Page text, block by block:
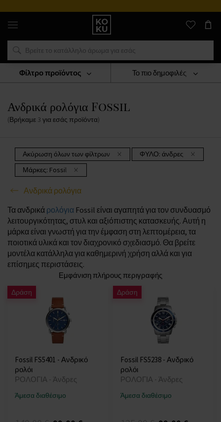
Αυθεντικά
αρώματα
και
ρολόγια
σε
μέρος
ΡΟΛΟΓΙΑ
Ανδρικά Ρολόγια Ανδρικά Ρολόγια Fossil
Ανδρικά ρολόγια Fossil
(Βρήκαμε 3 για εσάς προϊόντα)
Το πιο δημοφιλές
Ακύρωση όλων των φίλτρων ΦΥΛΟ: άνδρες
Μάρκες: Fossil
Ανδρικά ρολόγια
Φίλτρο προϊόντος
Τα ανδρικά ρολόγια Fossil είναι αγαπητά για τον συνδυασμό
λειτουργικότητας, στυλ και αξιόπιστης κατασκευής. Αυτή η
μάρκα είναι γνωστή για την έμφαση στη λεπτομέρεια, τα
ποιοτικά υλικά και τον διαχρονικό σχεδιασμό. Θα βρείτε
μοντέλα κατάλληλα για καθημερινή χρήση αλλά και για
επίσημες περιστάσεις.
Εμφάνιση πλήρους περιγραφής
Δράση
Fossil FS5401 - Ανδρικό
ρολόι
ΡΟΛΟΓΙΑ - Άνδρες
Άμεσα διαθέσιμο
Δράση
Fossil FS5238 - Ανδρικό
ρολόι
ΡΟΛΟΓΙΑ - Άνδρες
Άμεσα διαθέσιμο